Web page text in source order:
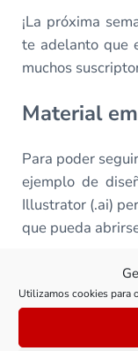
Utilizamos cookies para
¡La próxima
te adelanto que
muchos
Material
Para poder
ejemplo de
Illustrator (.ai)
que pueda
Este